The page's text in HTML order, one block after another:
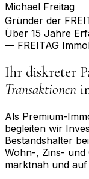
Michael Freitag
Gründer der
Über 15 Jahre
— FREITAG
Ihr diskreter
Transaktionen
Als Premium-
begleiten wir
Bestandshalter
Wohn-, Zins-
marktnah und